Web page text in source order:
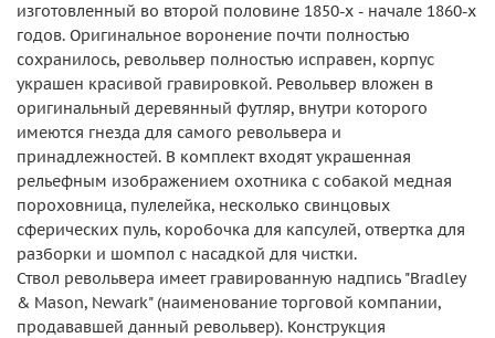
изготовленный во второй половине 1850-х - начале 1860-х
годов. Оригинальное воронение почти полностью
сохранилось, револьвер полностью исправен, корпус
украшен красивой гравировкой. Револьвер вложен в
оригинальный деревянный футляр, внутри которого
имеются гнезда для самого револьвера и
принадлежностей. В комплект входят украшенная
рельефным изображением охотника с собакой медная
пороховница, пулелейка, несколько свинцовых
сферических пуль, коробочка для капсулей, отвертка для
разборки и шомпол с насадкой для чистки.
Ствол револьвера имеет гравированную надпись "Bradley
& Mason, Newark" (наименование торговой компании,
продававшей данный револьвер). Конструкция